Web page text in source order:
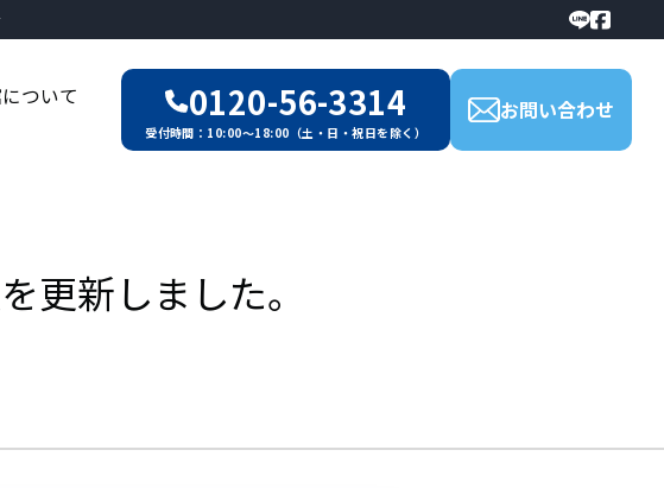
ついて
0120-56-3314
受付時間：10:00～18:00（土・日・祝日を除く）
お問い合わせ
新しました。